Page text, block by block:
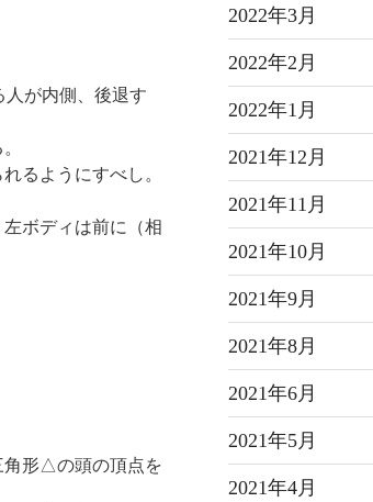
人が内側、後退す
るようにすべし。
ボディは前に（相
角形△の頭の頂点を
2022年3月
2022年2月
2022年1月
2021年12月
2021年11月
2021年10月
2021年9月
2021年8月
2021年6月
2021年5月
2021年4月